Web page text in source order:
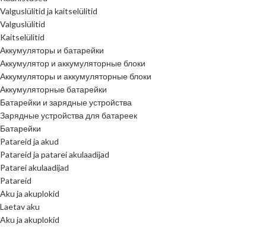
Valguslülitid ja kaitselülitid
Valguslülitid
Kaitselülitid
Аккумуляторы и батарейки
Аккумулятор и аккумуляторные блоки
Аккумуляторы и аккумуляторные блоки
Аккумуляторные батарейки
Батарейки и зарядные устройства
Зарядные устройства для батареек
Батарейки
Patareid ja akud
Patareid ja patarei akulaadijad
Patarei akulaadijad
Patareid
Aku ja akuplokid
Laetav aku
Aku ja akuplokid